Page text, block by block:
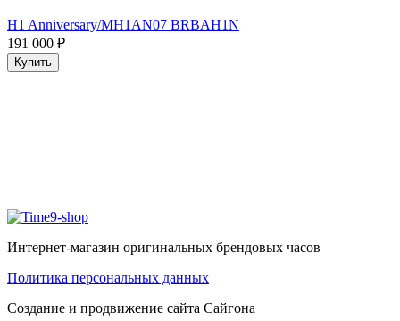
H1 Anniversary/MH1AN07 BRBAH1N
191 000 ₽
Купить
Интернет-магазин оригинальных брендовых часов
Политика персональных данных
Создание и продвижение сайта Сайгона